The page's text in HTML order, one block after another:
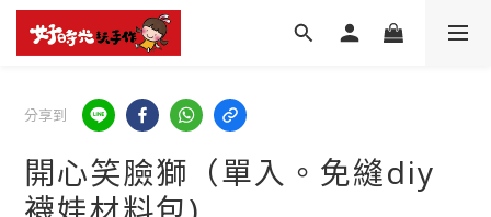
分享到
開心笑臉獅（單入。免縫diy